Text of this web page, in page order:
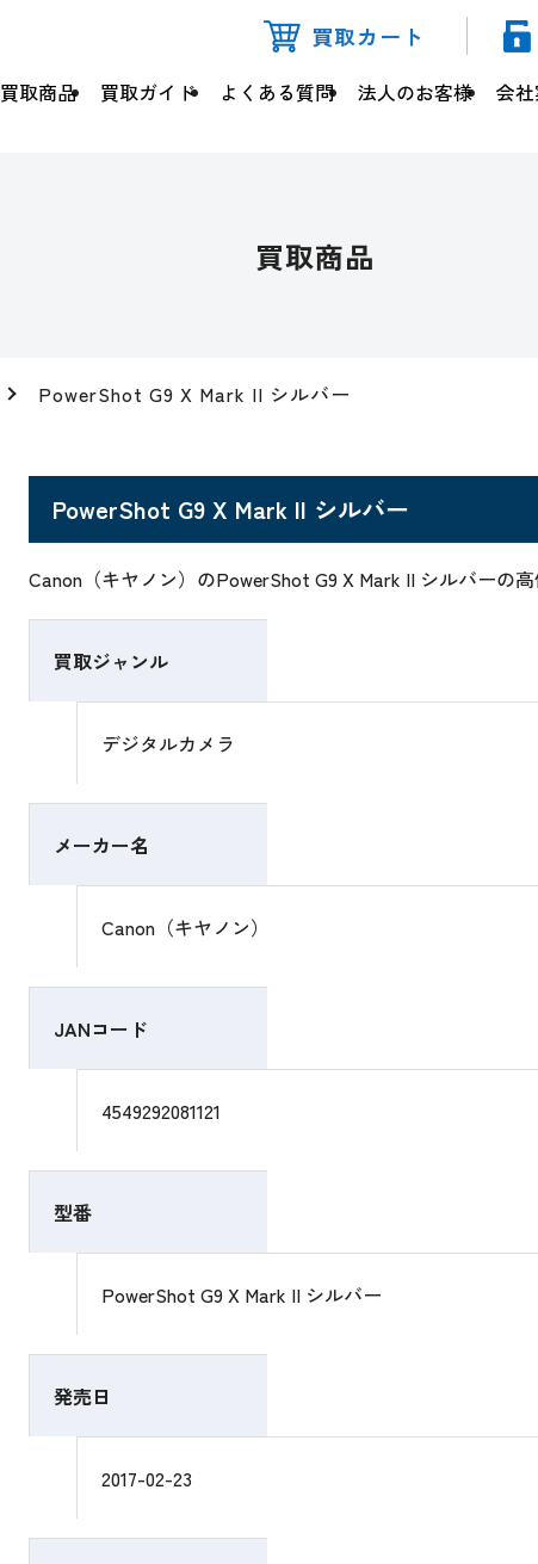
買取カート
買取商品 買取ガイド よくある質問 法人のお客様 会
買取商品
PowerShot G9 X Mark II シルバー
PowerShot G9 X Mark II シルバー
Canon（キヤノン）のPowerShot G9 X Mark II シルバーの
買取ジャンル
デジタルカメラ
メーカー名
Canon（キヤノン）
JANコード
4549292081121
型番
PowerShot G9 X Mark II シルバー
発売日
2017-02-23